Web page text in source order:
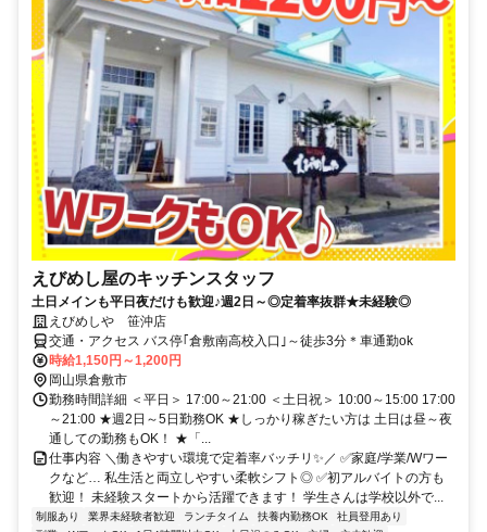
えびめし屋のキッチンスタッフ
土日メインも平日夜だけも歓迎♪週2日～◎定着率抜群★未経験◎
えびめしや 笹沖店
交通・アクセス バス停｢倉敷南高校入口｣～徒歩3分＊車通勤ok
時給1,150円～1,200円
岡山県倉敷市
勤務時間詳細 ＜平日＞ 17:00～21:00 ＜土日祝＞ 10:00～15:00 17:00
～21:00 ★週2日～5日勤務OK ★しっかり稼ぎたい方は 土日は昼～夜
通しての勤務もOK！ ★「...
仕事内容 ＼働きやすい環境で定着率バッチリ✨／ ✅家庭/学業/Wワー
クなど… 私生活と両立しやすい柔軟シフト◎ ✅初アルバイトの方も
歓迎！ 未経験スタートから活躍できます！ 学生さんは学校以外で...
制服あり 業界未経験者歓迎 ランチタイム 扶養内勤務OK
社員登用あり